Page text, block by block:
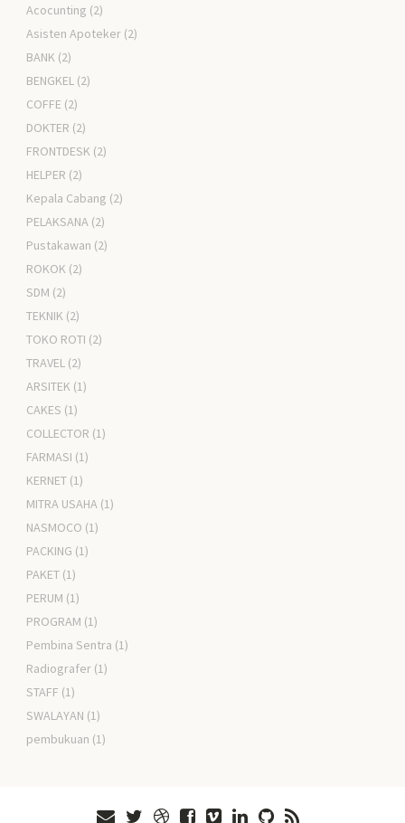
Acocunting (2)
Asisten Apoteker (2)
BANK (2)
BENGKEL (2)
COFFE (2)
DOKTER (2)
FRONTDESK (2)
HELPER (2)
Kepala Cabang (2)
PELAKSANA (2)
Pustakawan (2)
ROKOK (2)
SDM (2)
TEKNIK (2)
TOKO ROTI (2)
TRAVEL (2)
ARSITEK (1)
CAKES (1)
COLLECTOR (1)
FARMASI (1)
KERNET (1)
MITRA USAHA (1)
NASMOCO (1)
PACKING (1)
PAKET (1)
PERUM (1)
PROGRAM (1)
Pembina Sentra (1)
Radiografer (1)
STAFF (1)
SWALAYAN (1)
pembukuan (1)